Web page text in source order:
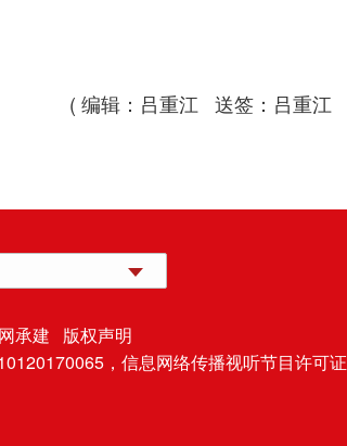
( 编辑：吕重江 送签：吕重江
承建 版权声明
， 信息网络传播视听节目许可